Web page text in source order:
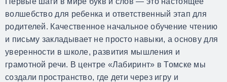
волшебство для ребенка и ответственный этап для
родителей. Качественное начальное обучение чтению
и письму закладывает не просто навыки, а основу для
уверенности в школе, развития мышления и
грамотной речи. В центре «Лабиринт» в Томске мы
создали пространство, где дети через игру и